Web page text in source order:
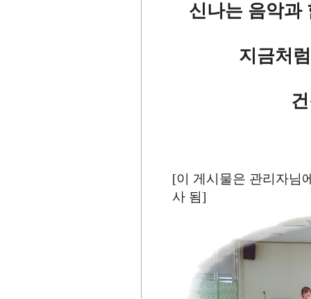
신나는 음악과
지금처
[이 게시물은 관리자님
사 됨]